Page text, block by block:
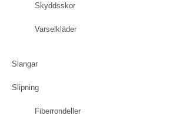
Skyddsskor
Varselkläder
Slangar
Slipning
Fiberrondeller